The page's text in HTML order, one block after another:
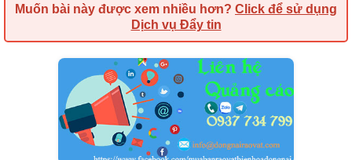
Muốn bài này được xem nhiều hơn? Click để sử dụng
Dịch vụ Đẩy tin